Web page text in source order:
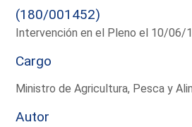
(180/001452)
Intervención en el Pleno el 10/06/
Cargo
Ministro de Agricultura, Pesca y
Autor